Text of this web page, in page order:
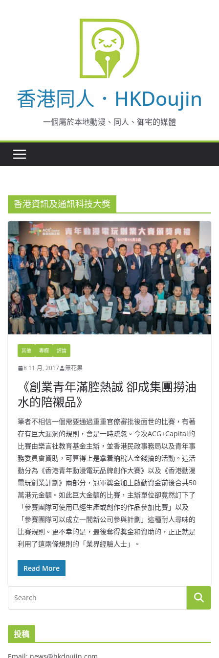
香港同人．HKDoujin
一個屬於本地動漫、同人、御宅的媒體
香港資訊及通訊科技大獎
其他 專欄 評論
8 11 月, 2017 無花果
《創業青年滿腔熱誠 卻成集團撈油
水的陪襯品》
筆者不相信一個需要通過重重官僚審批後面世的比賽，有著
存有巨大漏洞的規則，會是一時疏忽。今次ACG+Capital的
比賽由樂言社教育基金主辦，並香港民政事務局以及青年事
務委員會資助，可算得上是拿着納稅人金錢搞的活動。這活
動分為《香港青年動漫電玩品牌創作大賽》以及《香港動漫
電玩創業計劃》兩部分，冠軍獎金加上啟動資金前後合共50
萬港元金額。如此巨大金額的比賽，主辦單位卻竟然訂下了
「參賽團隊可使用已經生產或創作的作品參加比賽」以及
「參賽團隊可以成立一間新公司參與計劃」這種耐人尋味的
比賽規則。更不幸的是，最後奪得獎金和資助的，正正就是
利用了這兩條規則的「業界經驗人士」。
Read More
投稿